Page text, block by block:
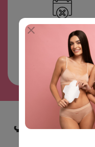
إلغاء في أي وقت
الإلغاء في أي وقت،
وسرعة، دون أي
تعقيدات.
فحسب، اطّلعي